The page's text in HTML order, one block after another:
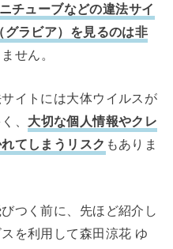
ューブなどの違法サイ
グラビア）を見るのは非
せん。
イトには大体ウイルスが
、 大切な個人情報やクレ
てしまうリスク もありま
つく前に、先ほど紹介し
を利用して森田涼花 ゆ